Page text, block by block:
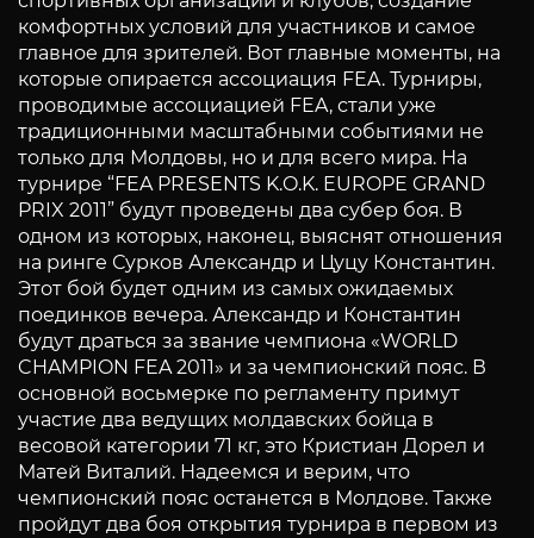
комфортных условий для участников и самое
главное для зрителей. Вот главные моменты, на
которые опирается ассоциация FEA. Турниры,
проводимые ассоциацией FEA, стали уже
традиционными масштабными событиями не
только для Молдовы, но и для всего мира. На
турнире “FEA PRESENTS K.O.K. EUROPE GRAND
PRIX 2011” будут проведены два субер боя. В
одном из которых, наконец, выяснят отношения
на ринге Сурков Александр и Цуцу Константин.
Этот бой будет одним из самых ожидаемых
поединков вечера. Александр и Константин
будут драться за звание чемпиона «WORLD
CHAMPION FEA 2011» и за чемпионский пояс. В
основной восьмерке по регламенту примут
участие два ведущих молдавских бойца в
весовой категории 71 кг, это Кристиан Дорел и
Матей Виталий. Надеемся и верим, что
чемпионский пояс останется в Молдове. Также
пройдут два боя открытия турнира в первом из